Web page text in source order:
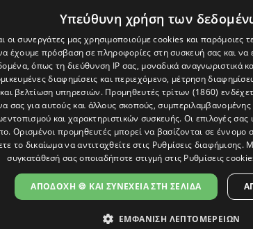
[Κύπρος] και του διαδικτυακού πόρταλ
δέντρο, δεν χάνουμε το δάσος.
Υπεύθυνη χρήση των
οι συνεργάτες μας χρησιμοποιούμε cookies και παρόμοιες
έχουμε πρόσβαση σε πληροφορίες στη συσκευή σας και
όπως τη διεύθυνση IP σας, μοναδικά αναγνωριστικά
διαφημίσεις και περιεχόμενο, μέτρηση
βελτίωση υπηρεσιών. Προμηθευτές τρίτων (1860)
σας για αυτούς και άλλους σκοπούς,
και χαρακτηριστικών συσκευής. Οι επιλογές
Ορισμένοι προμηθευτές μπορεί να βασίζονται σε έννομο
το δικαίωμα να αντιταχθείτε στις Ρυθμίσεις διαφήμισης.
συγκατάθεσή σας οποιαδήποτε στιγμή στις Ρυθμίσεις
ΑΠΟΔΟΧΗ 🍪 ΚΑΙ ΣΥΝΕΧΕΙΑ ΣΤΗ ΣΕΛΙΔΑ
ΕΜΦΑΝΙΣΗ ΛΕΠΤΟΜΕΡΕΙΩΝ